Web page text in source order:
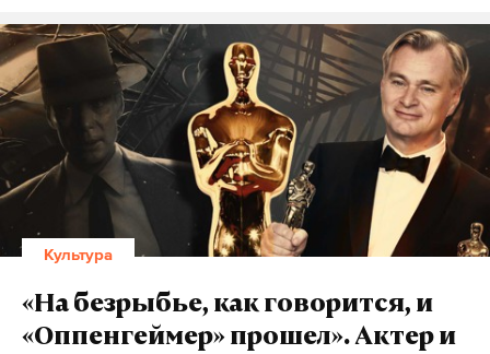
Культура
«На безрыбье, как говорится, и
«Оппенгеймер» прошел». Актер и